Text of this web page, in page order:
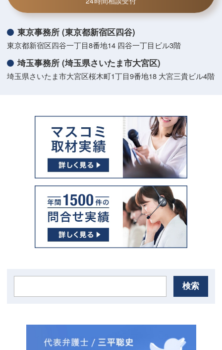
東京事務所 (東京都新宿区四谷)
東京都新宿区四谷一丁目8番地14 四谷一丁目ビル3階
埼玉事務所 (埼玉県さいたま市大宮区)
埼玉県さいたま市大宮区桜木町1丁目9番地18 大宮三貴ビル4階
検索